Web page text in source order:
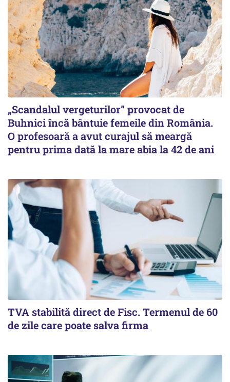
„Scandalul vergeturilor” provocat de
Buhnici încă bântuie femeile din România.
O profesoară a avut curajul să meargă
pentru prima dată la mare abia la 42 de ani
TVA stabilită direct de Fisc. Termenul de 60
de zile care poate salva firma